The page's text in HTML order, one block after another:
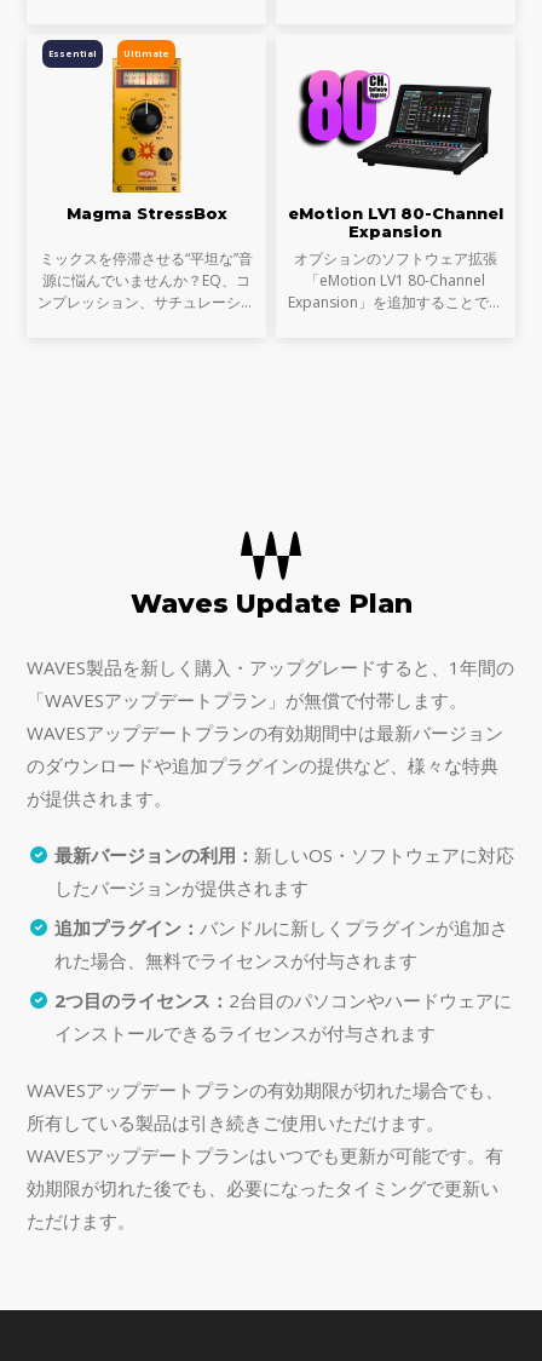
らです。これが音のマスキングと
言われる現象です。
テムのフェーダーバンクと
Ultimate
Essential
Magma StressBox
ミックスを停滞させる“平坦な”音
源に悩んでいませんか？EQ、コ
ンプレッション、サチュレーショ
eMotion LV1 80-Channel
Expansion
オプションのソフトウェア拡張
「eMotion LV1 80-Channel
Expansion」を追加することで、
Waves Update Plan
WAVES製品を新しく購入・アップグレードすると、1年間の
「WAVESアップデートプラン」が無償で付帯します。
WAVESアップデートプランの有効期間中は最新バージョン
のダウンロードや追加プラグインの提供など、様々な特典
が提供されます。
最新バージョンの利用： 新しいOS・ソフトウェアに対応
したバージョンが提供されます
追加プラグイン： バンドルに新しくプラグインが追加さ
れた場合、無料でライセンスが付与されます
2つ目のライセンス： 2台目のパソコンやハードウェアに
インストールできるライセンスが付与されます
WAVESアップデートプランの有効期限が切れた場合でも、
所有している製品は引き続きご使用いただけます。
WAVESアップデートプランはいつでも更新が可能です。有
効期限が切れた後でも、必要になったタイミングで更新い
ただけます。